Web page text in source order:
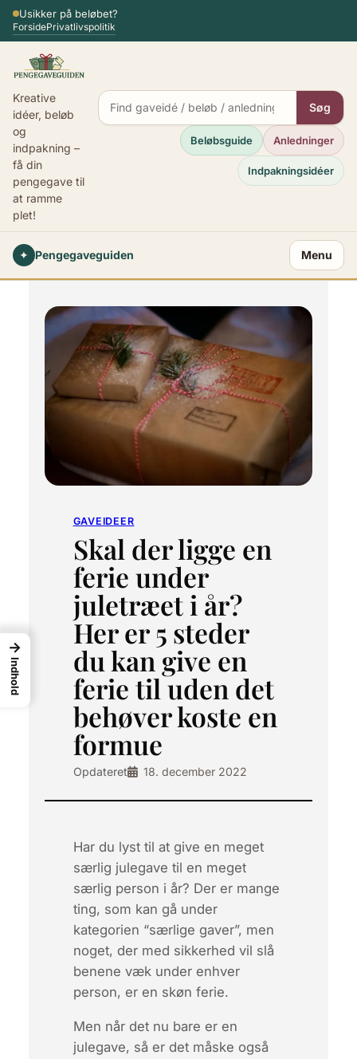
Spring
indhold
Usikker på beløbet?
ForsidePrivatlivspolitik
Kreative
idéer, beløb
og
indpakning –
få din
pengegave til
at ramme
plet!
Søg
Beløbsguide Anledninger
Indpakningsidéer
✦ Pengegaveguiden Menu
GAVEIDEER
Skal der ligge en
ferie under
juletræet i år?
Her er 5 steder
du kan give en
ferie til uden det
behøver koste en
formue
Opdateret 18. december 2022
Har du lyst til at give en meget
særlig julegave til en meget
særlig person i år? Der er mange
ting, som kan gå under
kategorien “særlige gaver”, men
noget, der med sikkerhed vil slå
benene væk under enhver
person, er en skøn ferie.
Men når det nu bare er en
julegave, så er det måske også
→
Indhold